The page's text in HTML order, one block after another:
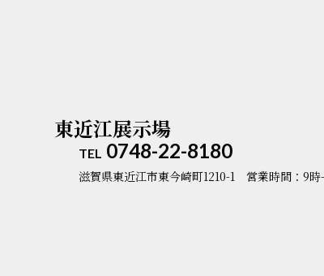
東近江展示場
TEL 0748-22-8180
滋賀県東近江市東今崎町1210-1営業時間：9時